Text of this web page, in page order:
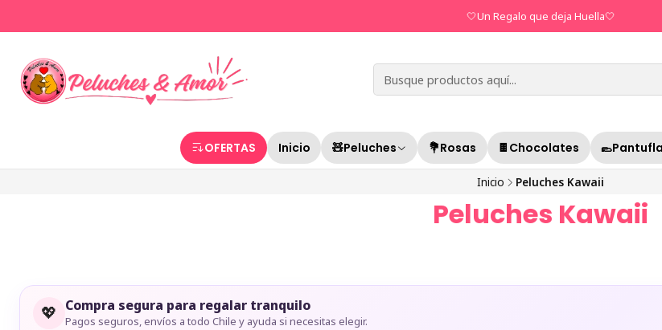
OFERTAS Inicio 🧸Peluches 💐Rosas 🍫Chocolates
🤍Un Regalo que deja Huella🤍
Inicio Peluches Kawaii
Peluches Kawaii
💖 Compra segura para regalar tranquilo
Pagos seguros, envíos a todo Chile y ayuda si necesitas elegir.